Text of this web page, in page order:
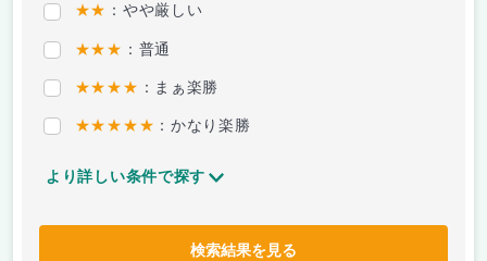
★★ ：やや厳しい
★★★ ：普通
★★★★ ：まぁ楽勝
★★★★★ ：かなり楽勝
より詳しい条件で探す
検索結果を見る